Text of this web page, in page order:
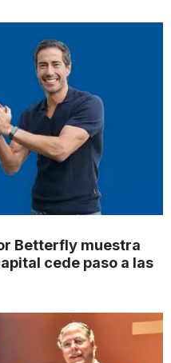
Betterfly muestra
cede paso a las